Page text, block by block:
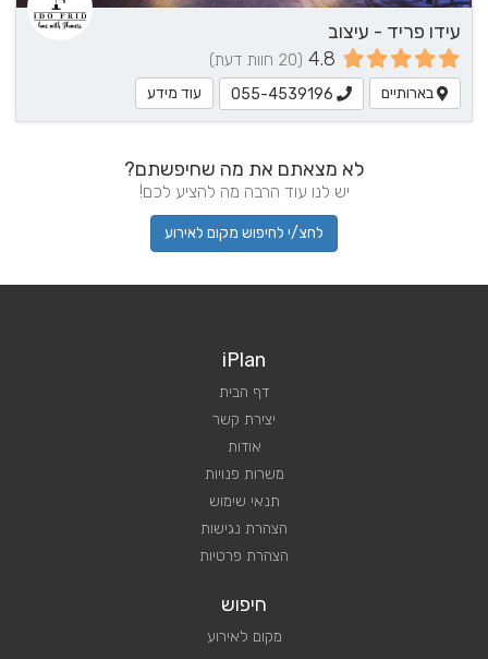
עידו פריד - עיצוב
4.8 (20 חוות דעת)
בארותיים 055-4539196 עוד מידע
לא מצאתם את מה שחיפשתם?
יש לנו עוד הרבה מה להציע לכם!
לחצ/י לחיפוש מקום לאירוע
iPlan
דף הבית
יצירת קשר
אודות
משרות פנויות
תנאי שימוש
הצהרת נגישות
הצהרת פרטיות
חיפוש
מקום לאירוע